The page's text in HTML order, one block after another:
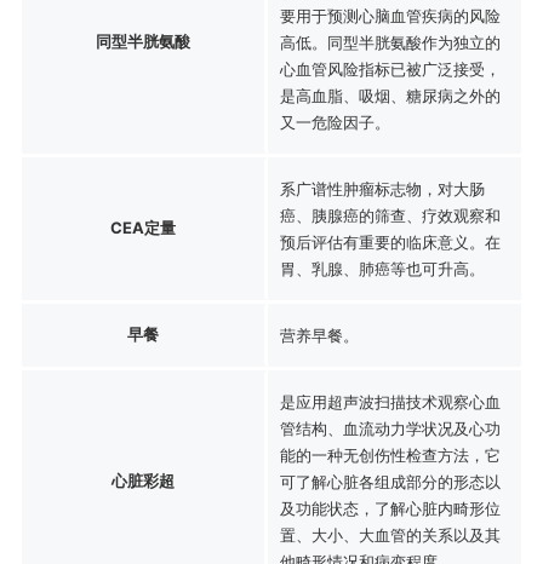
同型半胱氨酸
要用于预测心脑血管疾病的风险
高低。同型半胱氨酸作为独立的
心血管风险指标已被广泛接受，
是高血脂、吸烟、糖尿病之外的
又一危险因子。
CEA定量
系广谱性肿瘤标志物，对大肠
癌、胰腺癌的筛查、疗效观察和
预后评估有重要的临床意义。在
胃、乳腺、肺癌等也可升高。
早餐 营养早餐。
心脏彩超
是应用超声波扫描技术观察心血
管结构、血流动力学状况及心功
能的一种无创伤性检查方法，它
可了解心脏各组成部分的形态以
及功能状态，了解心脏内畸形位
置、大小、大血管的关系以及其